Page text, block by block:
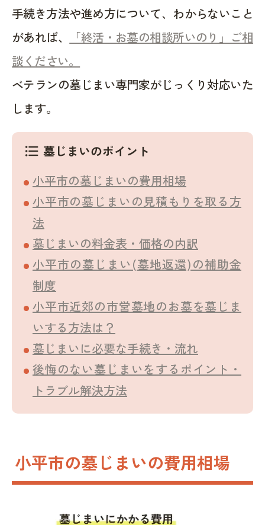
手続き方法や進め方について、わからないこと
があれば、
「終活・お墓の相談所いのり」ご相
談ください。
ベテランの墓じまい専門家がじっくり対応いた
します。
format_list_bulleted 墓じまいのポイント
小平市の墓じまいの費用相場
小平市の墓じまいの見積もりを取る方
法
墓じまいの料金表・価格の内訳
小平市の墓じまい(墓地返還)の補助金
制度
小平市近郊の市営墓地のお墓を墓じま
いする方法は？
墓じまいに必要な手続き・流れ
後悔のない墓じまいをするポイント・
トラブル解決方法
小平市の墓じまいの費用相場